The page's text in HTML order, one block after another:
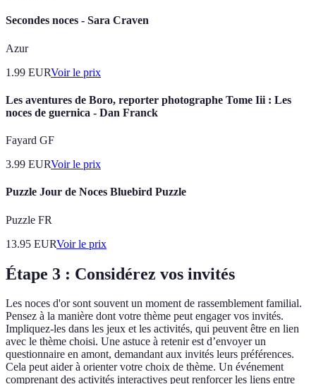
Secondes noces - Sara Craven
Azur
1.99 EURVoir le prix
Les aventures de Boro, reporter photographe Tome Iii : Les
noces de guernica - Dan Franck
Fayard GF
3.99 EURVoir le prix
Puzzle Jour de Noces Bluebird Puzzle
Puzzle FR
13.95 EURVoir le prix
Étape 3 : Considérez vos invités
Les noces d'or sont souvent un moment de rassemblement familial.
Pensez à la manière dont votre thème peut engager vos invités.
Impliquez-les dans les jeux et les activités, qui peuvent être en lien
avec le thème choisi. Une astuce à retenir est d’envoyer un
questionnaire en amont, demandant aux invités leurs préférences.
Cela peut aider à orienter votre choix de thème. Un événement
comprenant des activités interactives peut renforcer les liens entre